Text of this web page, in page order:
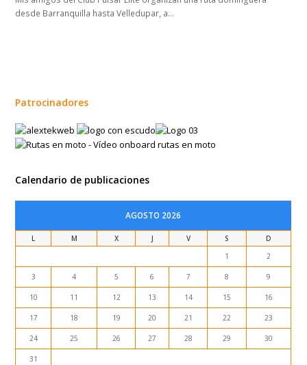
desde Barranquilla hasta Velledupar, a…
Patrocinadores
Calendario de publicaciones
AGOSTO 2026
L M X J V S
D
1
2
3 4 5 6 7 8 9
10 11 12 13 14 15 16
17 18 19 20 21 22 23
24 25 26 27 28 29 30
31